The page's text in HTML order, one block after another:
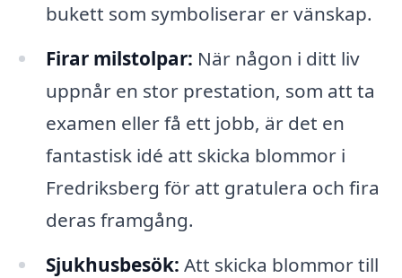
bukett som symboliserar er vänskap.
Firar milstolpar: När någon i ditt liv
uppnår en stor prestation, som att ta
examen eller få ett jobb, är det en
fantastisk idé att skicka blommor i
Fredriksberg för att gratulera och fira
deras framgång.
Sjukhusbesök: Att skicka blommor till